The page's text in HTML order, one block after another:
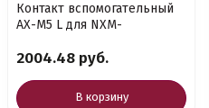
Контакт вспомогательный
AX-M5 L для NXM-
2004.48 руб.
В корзину